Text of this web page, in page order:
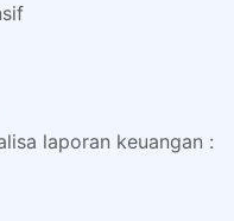
laporan keuangan :